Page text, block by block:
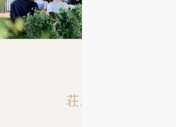
荘厳な空間で感動